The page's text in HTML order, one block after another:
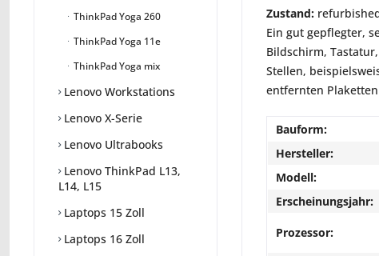
ThinkPad Yoga 260
ThinkPad Yoga 11e
ThinkPad Yoga mix
Lenovo Workstations
Lenovo X-Serie
Lenovo Ultrabooks
Lenovo ThinkPad L13,
L14, L15
Laptops 15 Zoll
Laptops 16 Zoll
Zustand:
Ein gut gepflegter,
Bildschirm,
Stellen,
entfernten
Bauform:
Hersteller:
Modell:
Erscheinungsjahr:
Prozessor: